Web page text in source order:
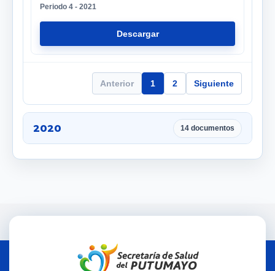
Periodo 4 - 2021
Descargar
Anterior 1 2 Siguiente
2020 14 documentos